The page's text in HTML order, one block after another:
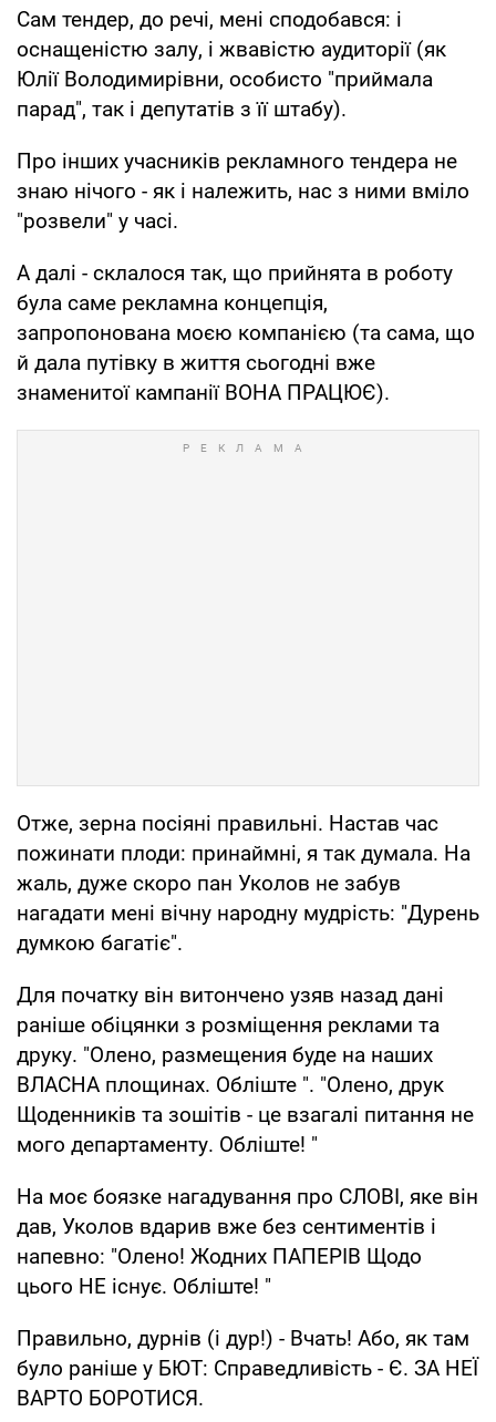
Сам тендер, до речі, мені сподобався: і
оснащеністю залу, і жвавістю аудиторії (як
Юлії Володимирівни, особисто "приймала
парад", так і депутатів з її штабу).
Про інших учасників рекламного тендера не
знаю нічого - як і належить, нас з ними вміло
"розвели" у часі.
А далі - склалося так, що прийнята в роботу
була саме рекламна концепція,
запропонована моєю компанією (та сама, що
й дала путівку в життя сьогодні вже
знаменитої кампанії ВОНА ПРАЦЮЄ).
Отже, зерна посіяні правильні. Настав час
пожинати плоди: принаймні, я так думала. На
жаль, дуже скоро пан Уколов не забув
нагадати мені вічну народну мудрість: "Дурень
думкою багатіє".
Для початку він витончено узяв назад дані
раніше обіцянки з розміщення реклами та
друку. "Олено, размещения буде на наших
ВЛАСНА площинах. Обліште ". "Олено, друк
Щоденників та зошітів - це взагалі питання не
мого департаменту. Обліште! "
На моє боязке нагадування про СЛОВІ, яке він
дав, Уколов вдарив вже без сентиментів і
напевно: "Олено! Жодних ПАПЕРІВ Щодо
цього НЕ існує. Обліште! "
Правильно, дурнів (і дур!) - Вчать! Або, як там
було раніше у БЮТ: Справедливість - Є. ЗА НЕЇ
ВАРТО БОРОТИСЯ.